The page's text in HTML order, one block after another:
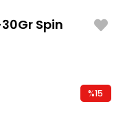
Spin
%15